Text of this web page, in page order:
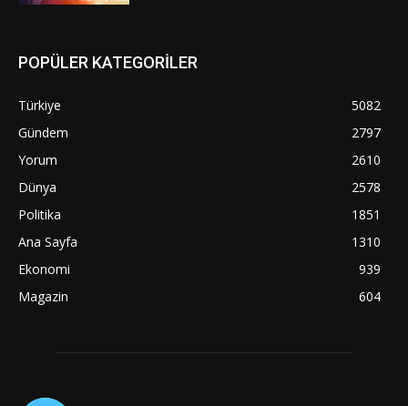
POPÜLER KATEGORİLER
Türkiye
5082
Gündem
2797
Yorum
2610
Dünya
2578
Politika
1851
Ana Sayfa
1310
Ekonomi
939
Magazin
604